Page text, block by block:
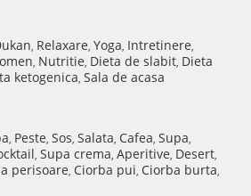
, Relaxare, Yoga, Intretinere,
, Nutritie, Dieta de slabit, Dieta
ketogenica, Sala de acasa
, Peste, Sos, Salata, Cafea, Supa,
, Supa crema, Aperitive, Desert,
perisoare, Ciorba pui, Ciorba burta,